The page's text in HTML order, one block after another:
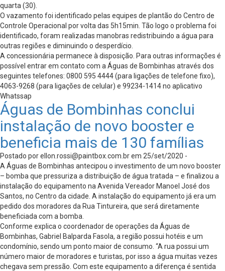
quarta (30).
O vazamento foi identificado pelas equipes de plantão do Centro de
Controle Operacional por volta das 5h15min. Tão logo o problema foi
identificado, foram realizadas manobras redistribuindo a água para
outras regiões e diminuindo o desperdício.
A concessionária permanece à disposição. Para outras informações é
possível entrar em contato com a Águas de Bombinhas através dos
seguintes telefones: 0800 595 4444 (para ligações de telefone fixo),
4063-9268 (para ligações de celular) e 99234-1414 no aplicativo
Whatssap
Águas de Bombinhas conclui
instalação de novo booster e
beneficia mais de 130 famílias
Postado porellon.rossi@paintbox.com.brem 25/set/2020 -
A Águas de Bombinhas antecipou o investimento de um novo booster
– bomba que pressuriza a distribuição de água tratada – e finalizou a
instalação do equipamento na Avenida Vereador Manoel José dos
Santos, no Centro da cidade. A instalação do equipamento já era um
pedido dos moradores da Rua Tintureira, que será diretamente
beneficiada com a bomba.
Conforme explica o coordenador de operações da Águas de
Bombinhas, Gabriel Balparda Fasola, a região possui hotéis e um
condomínio, sendo um ponto maior de consumo. “A rua possui um
número maior de moradores e turistas, por isso a água muitas vezes
chegava sem pressão. Com este equipamento a diferença é sentida